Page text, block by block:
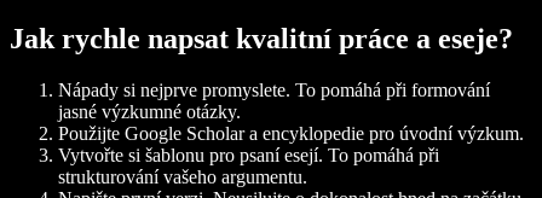
Jak rychle napsat kvalitní práce a eseje?
Nápady si nejprve promyslete. To pomáhá při formování
jasné výzkumné otázky.
Použijte Google Scholara encyklopedie pro úvodní výzkum.
Vytvořte si šablonu pro psaní esejí. To pomáhá při
strukturování vašeho argumentu.